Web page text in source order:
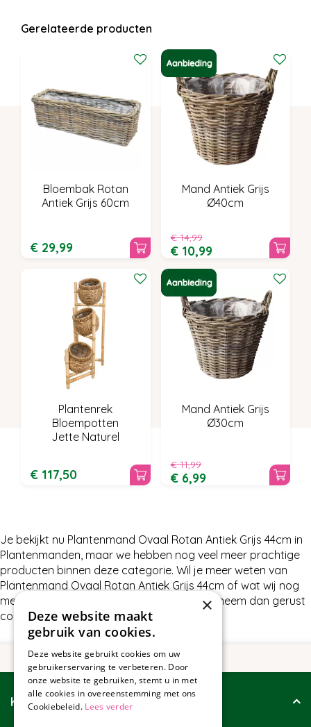
Gerelateerde producten
Bloembak Rotan
Antiek Grijs 60cm
€ 29,99
Mand Antiek Grijs
Ø40cm
€ 14,99
€ 10,99
Plantenrek
Bloempotten
Jette Naturel
€ 117,50
Mand Antiek Grijs
Ø30cm
€ 11,99
€ 6,99
Je bekijkt nu Plantenmand Ovaal Rotan Antiek Grijs 44cm in
Plantenmanden, maar we hebben nog veel meer prachtige
producten binnen deze categorie. Wil je meer weten van
Plantenmand Ovaal Rotan Antiek Grijs 44cm of wat wij nog
meer te bieden hebben in Plantenmanden, neem dan gerust
contact met ons op.
Klantenservice
×
Deze website maakt
gebruik van cookies.
Deze website gebruikt cookies om uw
gebruikerservaring te verbeteren. Door
onze website te gebruiken, stemt u in met
alle cookies in overeenstemming met ons
Cookiebeleid. Lees verder